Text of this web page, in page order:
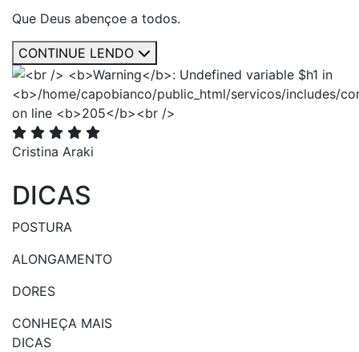
Que Deus abençoe a todos.
CONTINUE LENDO
Cristina Araki
DICAS
POSTURA
ALONGAMENTO
DORES
CONHEÇA MAIS
DICAS